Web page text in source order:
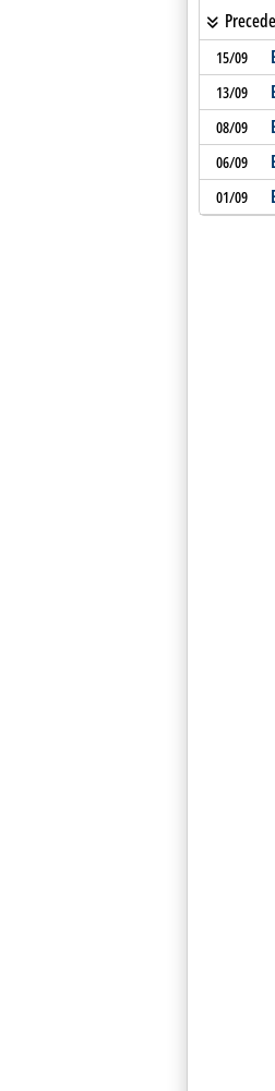
15/09
13/09
08/09
06/09
01/09